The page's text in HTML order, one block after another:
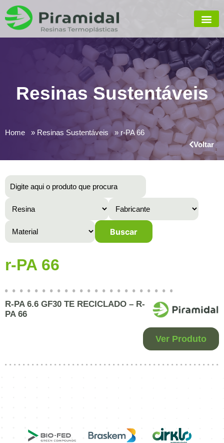
Resinas Sustentáveis
Home Resinas Sustentáveis
r-PA 66
Voltar
Buscar
r-PA 66
R-PA 6.6 GF30 TE RECICLADO – R-
PA 66
Ver Produto